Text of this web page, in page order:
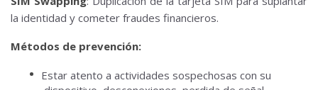
la identidad y cometer fraudes financieros.
Métodos de prevención:
Estar atento a actividades sospechosas con su